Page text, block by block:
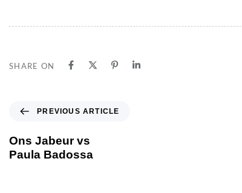
SHARE ON
PREVIOUS ARTICLE
Ons Jabeur vs
Paula Badossa